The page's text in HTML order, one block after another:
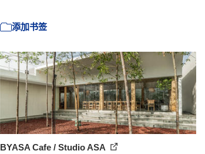
添加书签
BYASA Cafe / Studio ASA